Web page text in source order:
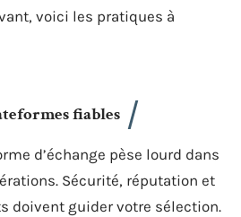
voici les pratiques à
fiables
d’échange pèse lourd dans
Sécurité, réputation et
doivent guider votre sélection.